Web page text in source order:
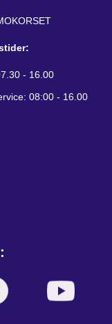
- 16.00
08:00 - 16.00